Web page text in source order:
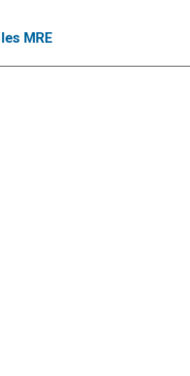
MRE